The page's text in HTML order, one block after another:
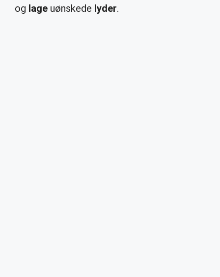
og lage uønskede lyder.